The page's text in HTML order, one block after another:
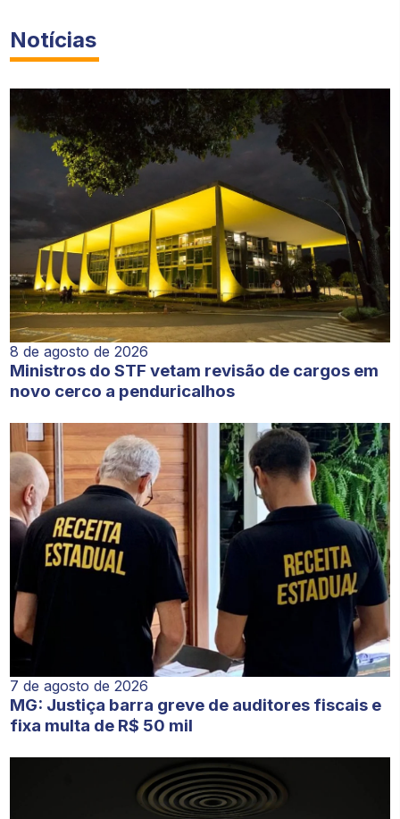
Notícias
8 de agosto de 2026
Ministros do STF vetam revisão de cargos em
novo cerco a penduricalhos
7 de agosto de 2026
MG: Justiça barra greve de auditores fiscais e
fixa multa de R$ 50 mil